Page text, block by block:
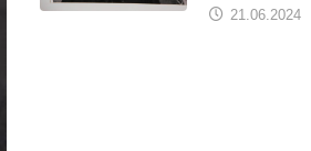
21.06.2024